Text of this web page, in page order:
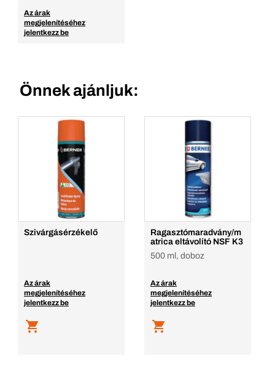
Az árak
megjelenítéséhez
jelentkezz be
Önnek ajánljuk:
Szivárgásérzékelő
Az árak
megjelenítéséhez
jelentkezz be
Ragasztómaradvány/m
atrica eltávolító NSF K3
500 ml, doboz
Az árak
megjelenítéséhez
jelentkezz be